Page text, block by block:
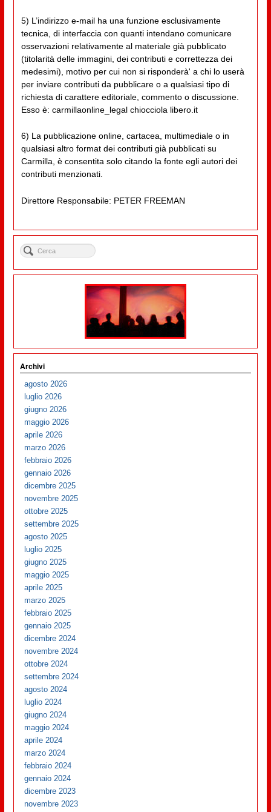
5) L’indirizzo e-mail ha una funzione esclusivamente
tecnica, di interfaccia con quanti intendano comunicare
osservazioni relativamente al materiale già pubblicato
(titolarità delle immagini, dei contributi e correttezza dei
medesimi), motivo per cui non si risponderà' a chi lo userà
per inviare contributi da pubblicare o a qualsiasi tipo di
richiesta di carattere editoriale, commento o discussione.
Esso è: carmillaonline_legal chiocciola libero.it
6) La pubblicazione online, cartacea, multimediale o in
qualsiasi altro format dei contributi già pubblicati su
Carmilla, è consentita solo citando la fonte egli autori dei
contributi menzionati.
Direttore Responsabile: PETER FREEMAN
Archivi
agosto 2026
luglio 2026
giugno 2026
maggio 2026
aprile 2026
marzo 2026
febbraio 2026
gennaio 2026
dicembre 2025
novembre 2025
ottobre 2025
settembre 2025
agosto 2025
luglio 2025
giugno 2025
maggio 2025
aprile 2025
marzo 2025
febbraio 2025
gennaio 2025
dicembre 2024
novembre 2024
ottobre 2024
settembre 2024
agosto 2024
luglio 2024
giugno 2024
maggio 2024
aprile 2024
marzo 2024
febbraio 2024
gennaio 2024
dicembre 2023
novembre 2023